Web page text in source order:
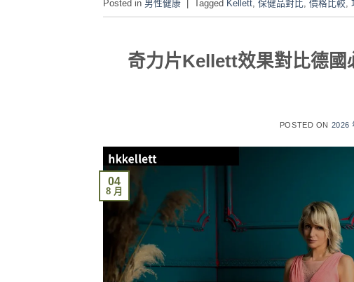
Posted in 男性健康 Tagged Kellett 保健品對比 價格比較
奇力片Kellett效果對比德國
POSTED ON 2026
04
8 月